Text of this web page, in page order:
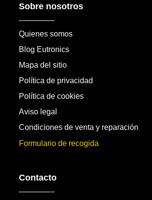
Sobre nosotros
Quienes somos
Blog Eutronics
Mapa del sitio
Política de privacidad
Política de cookies
Aviso legal
Condiciones de venta y reparación
Formulario de recogida
Contacto